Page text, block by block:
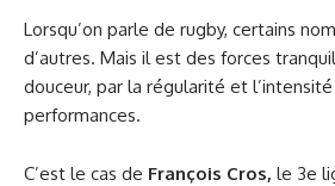
Lorsqu’on parle de rugby, certains
d’autres. Mais il est des forces
douceur, par la régularité et
performances.
C’est le cas de François Cros, le 3e